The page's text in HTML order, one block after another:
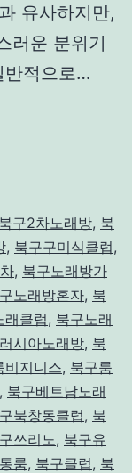
유사하지만,
러운 분위기
반적으로…
북구2차노래방, 북
, 북구구미식클럽,
, 북구노래방가
노래방혼자, 북
래클럽, 북구노래
시아노래방, 북
비지니스, 북구룸
, 북구베트남노래
북창동클럽, 북
쓰리노, 북구유
룸, 북구클럽, 북